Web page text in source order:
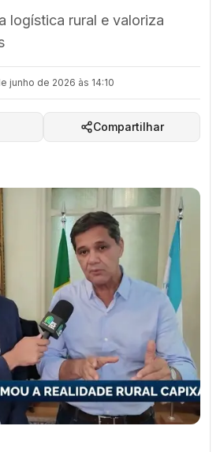
logística rural e valoriza
junho de 2026 às 14:10
Compartilhar